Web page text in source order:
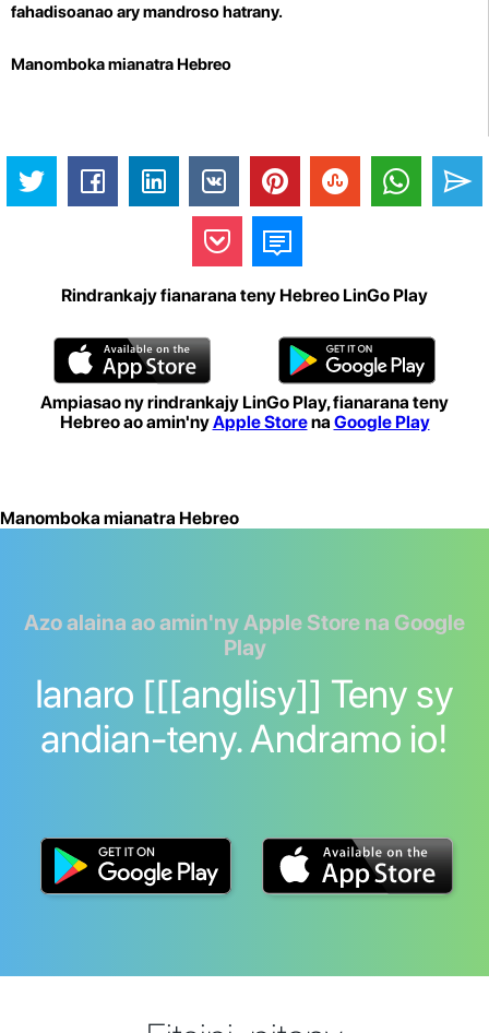
fahadisoanao ary mandroso hatrany.
Manomboka mianatra Hebreo
Rindrankajy fianarana teny Hebreo LinGo Play
Ampiasao ny rindrankajy LinGo Play, fianarana teny
Hebreo ao amin'nyApple Storena Google Play
Manomboka mianatra Hebreo
Azo alaina ao amin'ny Apple Store na Google
Play
Ianaro [[[anglisy]] Teny sy
andian-teny. Andramo io!